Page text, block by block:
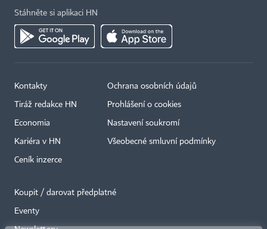
Stáhněte si aplikaci HN
Kontakty
Tiráž redakce HN
Economia
Kariéra v HN
Ceník inzerce
Ochrana osobních údajů
Prohlášení o cookies
Nastavení soukromí
Všeobecné smluvní podmínky
Koupit / darovat předplatné
Eventy